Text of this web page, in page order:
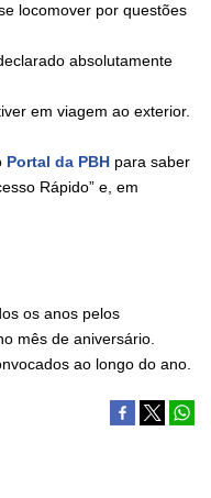
locomover por questões
absolutamente
em viagem ao exterior.
Portal da PBH para saber
Rápido” e, em
os anos pelos
mês de aniversário.
ao longo do ano.